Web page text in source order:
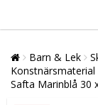
Barn & Lek
Konstnärsmaterial
Safta Marinblå 30